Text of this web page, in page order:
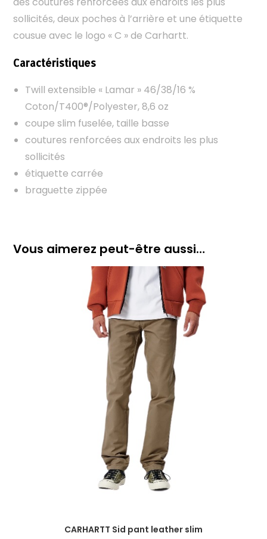
sollicités, deux poches à l’arrière et une étiquette
cousue avec le logo « C » de Carhartt.
Caractéristiques
Twill extensible « Lamar » 46/38/16 %
Coton/T400®/Polyester, 8,6 oz
coupe slim fuselée, taille basse
coutures renforcées aux endroits les plus
sollicités
étiquette carrée
braguette zippée
Vous aimerez peut-être aussi…
CARHARTT Sid pant leather slim